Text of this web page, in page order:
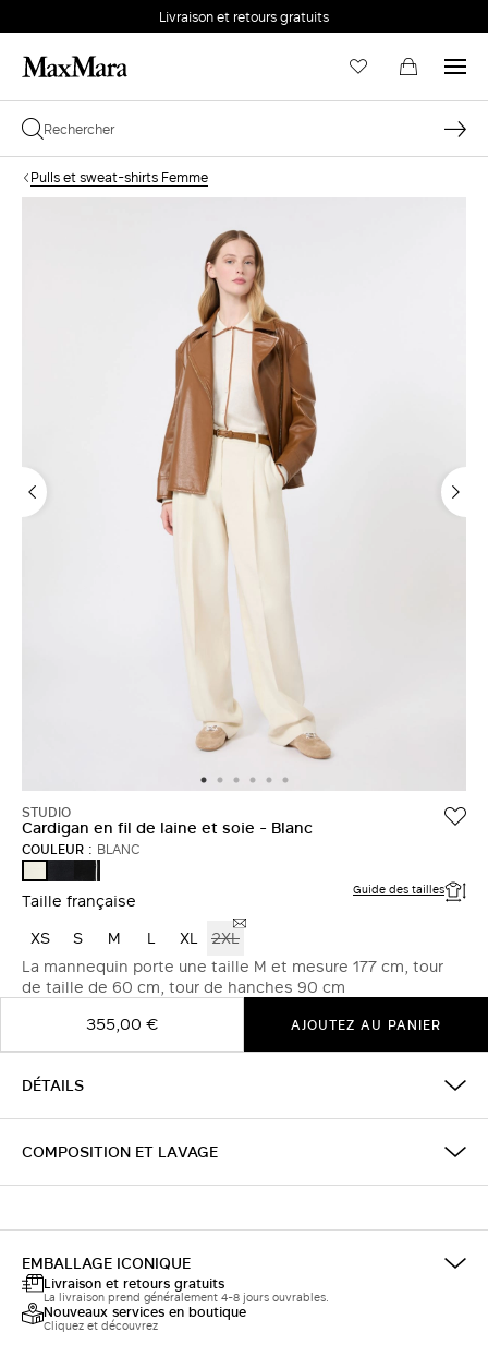
Livraison et retours gratuits
Pulls et sweat-shirts Femme
STUDIO
Cardigan en fil de laine et soie - Blanc
COULEUR : BLANC
NOIR
BLANC
Taille française Guide des tailles
XS S M L XL 2XL
La mannequin porte une taille M et mesure 177 cm, tour
de taille de 60 cm, tour de hanches 90 cm
355,00 €
AJOUTEZ AU PANIER
DÉTAILS
COMPOSITION ET LAVAGE
EMBALLAGE ICONIQUE
Livraison et retours gratuits
La livraison prend généralement 4-8 jours ouvrables.
Nouveaux services en boutique
Cliquez et découvrez